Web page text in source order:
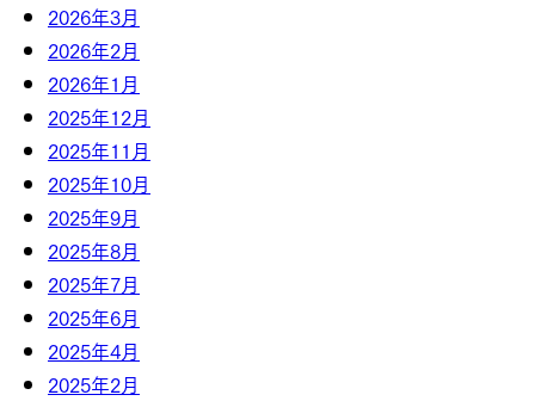
2026年3月
2026年2月
2026年1月
2025年12月
2025年11月
2025年10月
2025年9月
2025年8月
2025年7月
2025年6月
2025年4月
2025年2月